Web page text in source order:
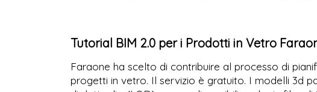
Tutorial BIM 2.0 per i Prodotti in Vetro
Faraone ha scelto di contribuire al processo di
progetti in vetro. Il servizio è gratuito. I modelli 3d